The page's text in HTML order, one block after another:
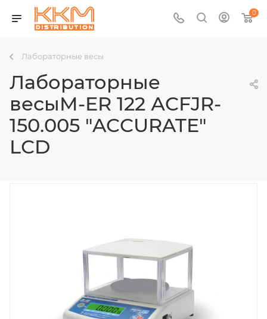
0
Лабораторные весы
Лабораторные
весыM-ER 122 АCFJR-
150.005 "ACCURATE"
LСD